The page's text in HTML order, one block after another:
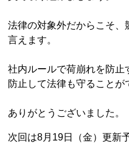
法律の対象外だからこそ、
言えます。
社内ルールで荷崩れを防止
防止して法律も守ることが
ありがとうございました。
次回は8月19日（金）更新